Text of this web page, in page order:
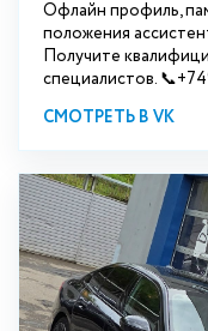
Офлайн профиль,
положения
Получите
специалистов.
СМОТРЕТЬ В VK